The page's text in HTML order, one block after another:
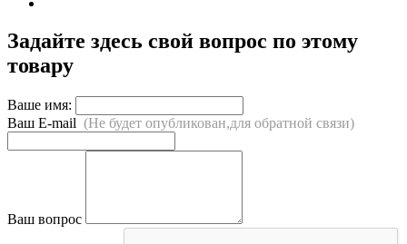
Задайте здесь свой вопрос по этому
товару
Ваше имя:
Ваш E-mail (Не будет опубликован,для обратной связи)
Ваш вопрос